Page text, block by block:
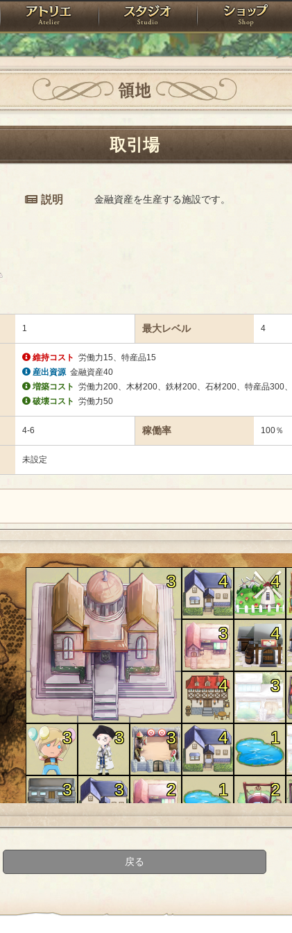
ローレット アトリエ スタジオ
領地
取引場
説明 金融資産を生産する施設です。
1 最大レベル 4
維持コスト 労働力15、特産品15
産出資源 金融資産40
増築コスト 労働力200、木材200、鉄材200、石材200、特産品300
破壊コスト 労働力50
4-6 稼働率 100％
未設定
1
1
3 4
3
4
3
3 4
3
4
4
3
2
3 3 2
戻る